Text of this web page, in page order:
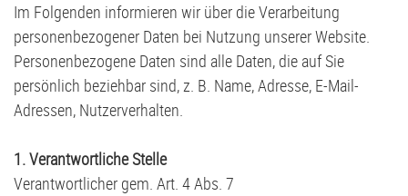
Im Folgenden informieren wir über die Verarbeitung
personenbezogener Daten bei Nutzung unserer Website.
Personenbezogene Daten sind alle Daten, die auf Sie
persönlich beziehbar sind, z. B. Name, Adresse, E-Mail-
Adressen, Nutzerverhalten.
1. Verantwortliche Stelle
Verantwortlicher gem. Art. 4 Abs. 7
Judo
Kanu
Kids Club
Kursanmeldung | Kids Club
Stammtisch
Förderverein
Fussball Bericht Archiv
D2-Jugend - TSV Klausdorf II U12
D3-Jugend - SG Schwentine
E1-Jugend - TSV Klausdorf U11
E2-Jugend - TSV Klausdorf II U10